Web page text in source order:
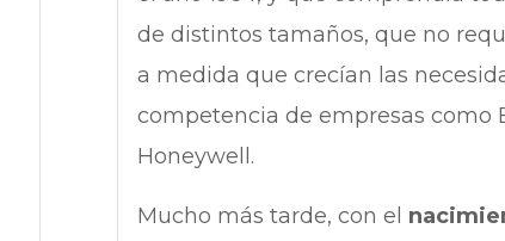
de distintos tamaños, que no
a medida que crecían las
competencia de empresas como
Honeywell.
Mucho más tarde, con el